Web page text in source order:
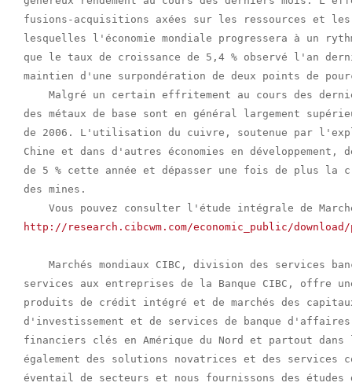
fusions-acquisitions axées sur les ressources et
lesquelles l'économie mondiale progressera à un
que le taux de croissance de 5,4 % observé l'an
maintien d'une surpondération de deux points de
Malgré un certain effritement au cours des
des métaux de base sont en général largement
de 2006. L'utilisation du cuivre, soutenue par
Chine et dans d'autres économies en développement,
de 5 % cette année et dépasser une fois de plus la
des mines.
http://research.cibcwm.com/economic_public/
Marchés mondiaux CIBC, division des services
services aux entreprises de la Banque CIBC, offre une
produits de crédit intégré et de marchés des
d'investissement et de services de banque
financiers clés en Amérique du Nord et partout dans
également des solutions novatrices et des services
éventail de secteurs et nous fournissons des études